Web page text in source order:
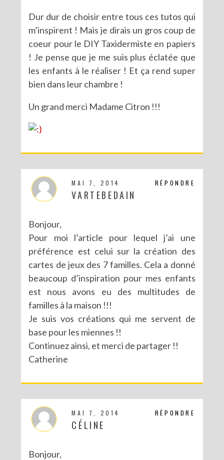
Dur dur de choisir entre tous ces tutos qui
m’inspirent ! Mais je dirais un gros coup de
coeur pour le DIY Taxidermiste en papiers
! Je pense que je me suis plus éclatée que
les enfants à le réaliser ! Et ça rend super
bien dans leur chambre !
Un grand merci Madame Citron !!!
RÉPONDRE
MAI 7, 2014
VARTEBEDAIN
Bonjour,
Pour moi l’article pour lequel j’ai une
préférence est celui sur la création des
cartes de jeux des 7 familles. Cela a donné
beaucoup d’inspiration pour mes enfants
est nous avons eu des multitudes de
familles à la maison !!!
Je suis vos créations qui me servent de
base pour les miennes !!
Continuez ainsi, et merci de partager !!
Catherine
RÉPONDRE
MAI 7, 2014
CÉLINE
Bonjour,